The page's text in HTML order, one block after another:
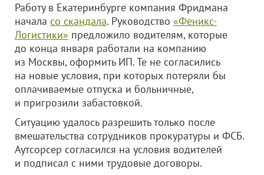
Работу в Екатеринбурге компания Фридмана
начала со скандала. Руководство «Феникс-
Логистики» предложило водителям, которые
до конца января работали на компанию
из Москвы, оформить ИП. Те не согласились
на новые условия, при которых потеряли бы
оплачиваемые отпуска и больничные,
и пригрозили забастовкой.
Ситуацию удалось разрешить только после
вмешательства сотрудников прокуратуры и ФСБ.
Аутсорсер согласился на условия водителей
и подписал с ними трудовые договоры.